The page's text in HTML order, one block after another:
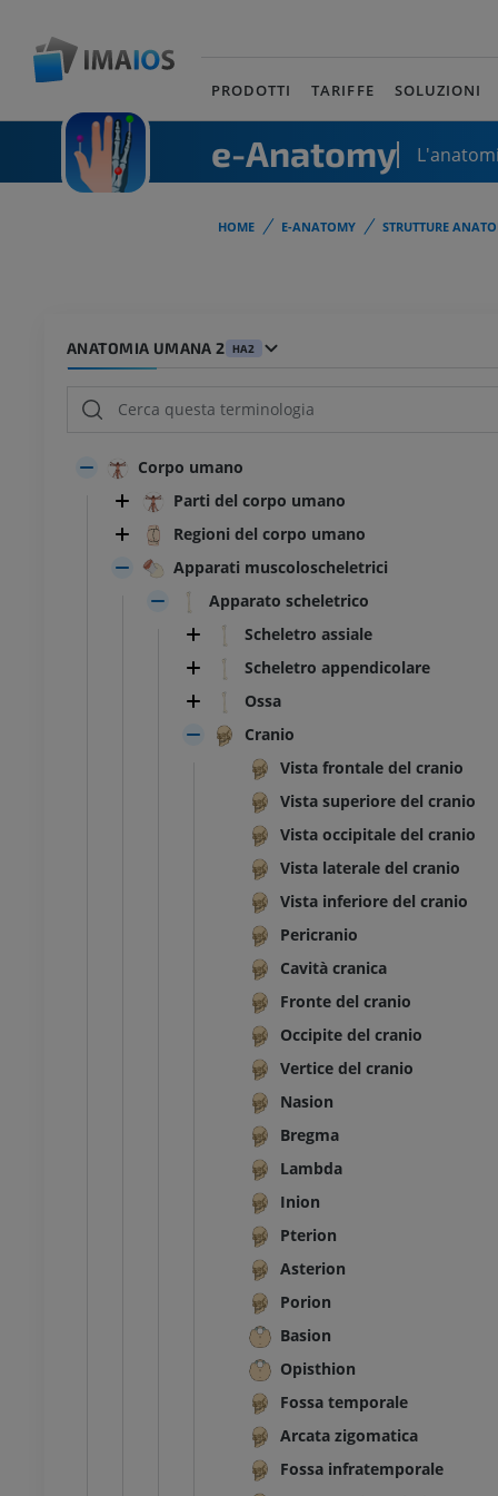
PRODOTTI TARIFFE SOLUZIONI
e-Anatomy
HOME E-ANATOMY STRUTTURE
ANATOMIA UMANA 2 HA2
Corpo umano
Parti del corpo umano
Regioni del corpo umano
Apparati muscoloscheletrici
Apparato scheletrico
Scheletro assiale
Scheletro appendicolare
Ossa
Cranio
Vista frontale del cranio
Vista superiore del cranio
Vista occipitale del cranio
Vista laterale del cranio
Vista inferiore del cranio
Pericranio
Cavità cranica
Fronte del cranio
Occipite del cranio
Vertice del cranio
Nasion
Bregma
Lambda
Inion
Pterion
Asterion
Porion
Basion
Opisthion
Fossa temporale
Arcata zigomatica
Fossa infratemporale
TARSO-PIEDE
RMN dell’astragalo
RM
PREMIUM